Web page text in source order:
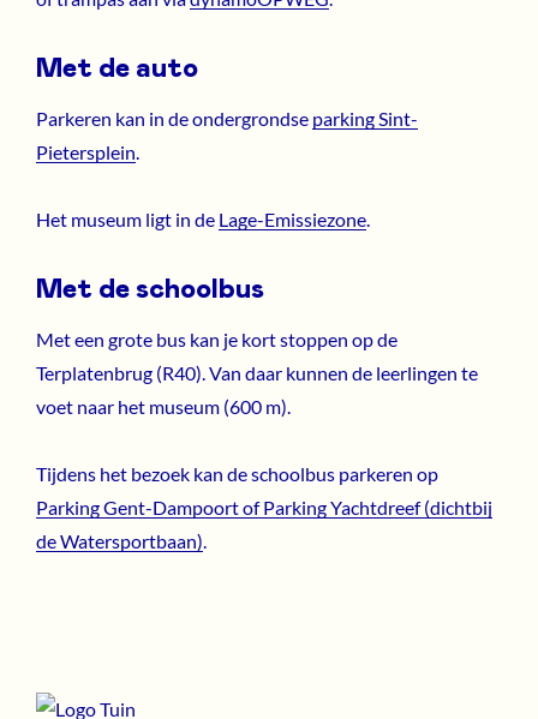
Met de auto
Parkeren kan in de ondergrondse parking Sint-
Pietersplein.
Het museum ligt in de Lage-Emissiezone.
Met de schoolbus
Met een grote bus kan je kort stoppen op de
Terplatenbrug (R40). Van daar kunnen de leerlingen te
voet naar het museum (600 m).
Tijdens het bezoek kan de schoolbus parkeren op
Parking Gent-Dampoort of Parking Yachtdreef (dichtbij
de Watersportbaan).